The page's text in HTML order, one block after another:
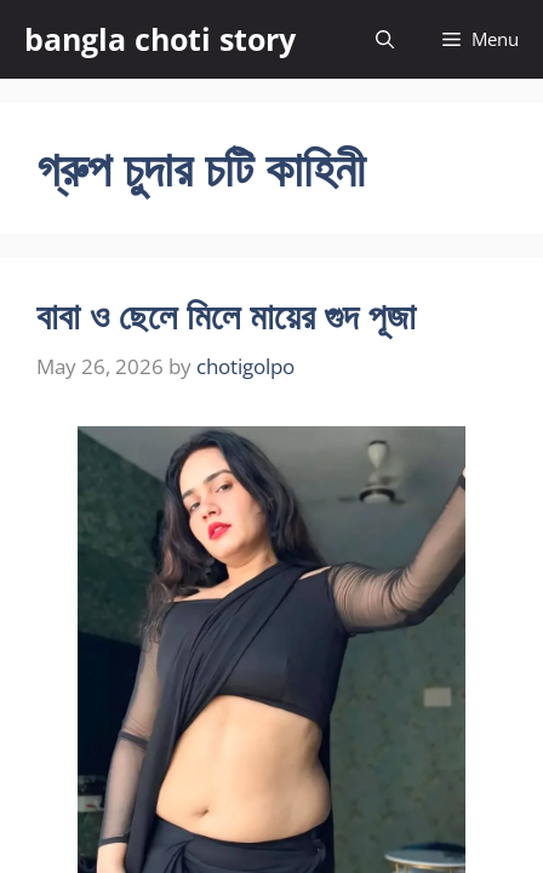
content
bangla choti story Menu
গ্রুপ চুদার চটি কাহিনী
বাবা ও ছেলে মিলে মায়ের গুদ পূজা
May 26, 2026 by chotigolpo